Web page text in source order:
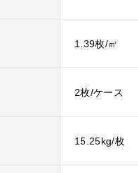
1.39枚/㎡
2枚/ケース
15.25kg/枚